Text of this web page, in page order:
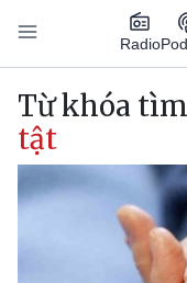
Nhảy đến nội dung
Radio
Main
Từ khóa
tật